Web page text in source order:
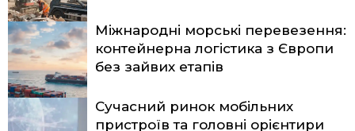
Міжнародні морські перевезення:
контейнерна логістика з Європи
без зайвих етапів
Сучасний ринок мобільних
пристроїв та головні орієнтири